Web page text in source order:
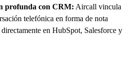
profunda con CRM: Aircall vincula
telefónica en forma de nota
directamente en HubSpot, Salesforce y